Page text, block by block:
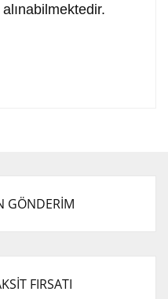
bulunuyor.
olmalı.
GÖNDERİM
FIRSATI